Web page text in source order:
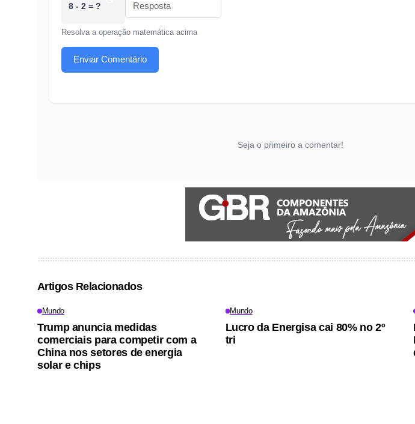
8 - 2 = ?
Resolva a operação matemática acima
Enviar Comentário
Seja o primeiro a comentar!
Artigos Relacionados
Mundo
Trump anuncia medidas
comerciais para competir com a
China nos setores de energia
solar e chips
Mundo
Lucro da Energisa cai 80% no 2º
tri